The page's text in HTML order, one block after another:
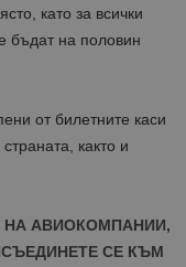
, като за всички
бъдат на половин
от билетните каси
както и
НА АВИОКОМПАНИИ,
СЕ КЪМ